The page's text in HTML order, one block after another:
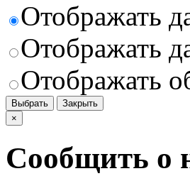
Отображать
Отображать
Отображать
Выбрать
Закрыть
×
Сообщить о